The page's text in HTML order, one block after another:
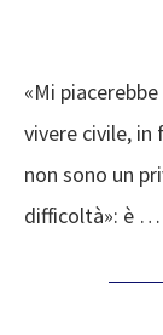
«Mi
vivere civile,
non sono un
difficoltà»: è …